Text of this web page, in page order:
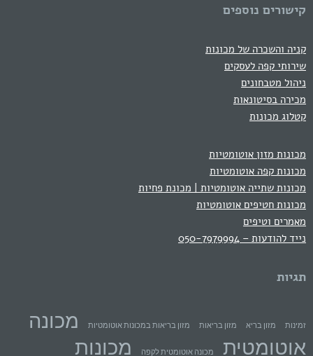
קישורים נוספים
קניה והשכרה של מכונות
שירותי קפה לעסקים
ניהול מטבחונים
מכירה בסיטונאות
קטלוג מכונות
מכונות מזון אוטומטיות
מכונות קפה אוטומטיות
מכונות שתייה אוטומטיות | מכונת פחיות
מכונות חטיפים אוטומטיות
מאמרים וטיפים
נייד להודעות – 050-7979994
תגיות
זמינות מזון בריא מזון בריאות מזון בריאות במכונות אוטומטיות
מכונה
אוטומטית
מכונה אוטומטית לקפה
מכונות